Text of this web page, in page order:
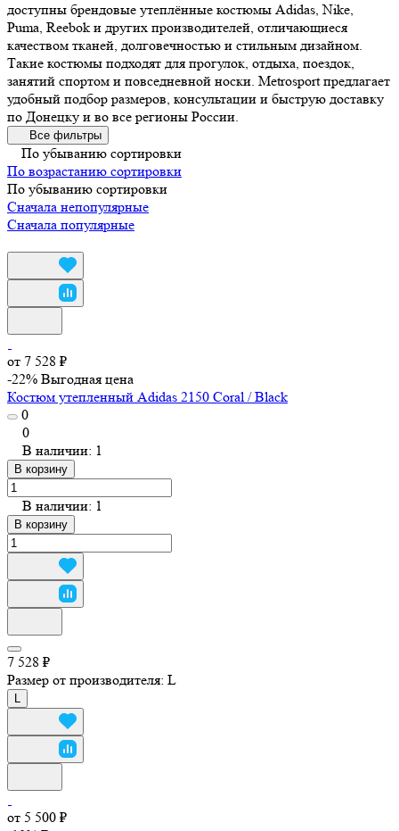
доступны брендовые утеплённые костюмы Adidas, Nike,
Puma, Reebok и других производителей, отличающиеся
качеством тканей, долговечностью и стильным дизайном.
Такие костюмы подходят для прогулок, отдыха, поездок,
занятий спортом и повседневной носки. Metrosport предлагает
удобный подбор размеров, консультации и быструю доставку
по Донецку и во все регионы России.
Все фильтры
По убыванию сортировки
По возрастанию сортировки
По убыванию сортировки
Сначала непопулярные
Сначала популярные
от 7 528 ₽
-22% Выгодная цена
Костюм утепленный Adidas 2150 Coral / Black
0
0
В наличии: 1
В корзину
В наличии: 1
В корзину
7 528 ₽
Размер от производителя: L
от 5 500 ₽